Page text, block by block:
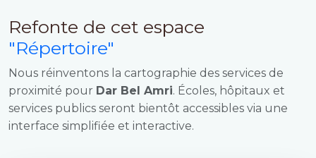
Refonte de cet espace
"Répertoire"
Nous réinventons la cartographie des services de
proximité pour Dar Bel Amri. Écoles, hôpitaux et
services publics seront bientôt accessibles via une
interface simplifiée et interactive.